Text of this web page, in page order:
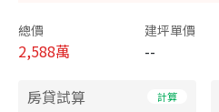
總價
2,588萬
建坪單價
--
房貸試算 計算